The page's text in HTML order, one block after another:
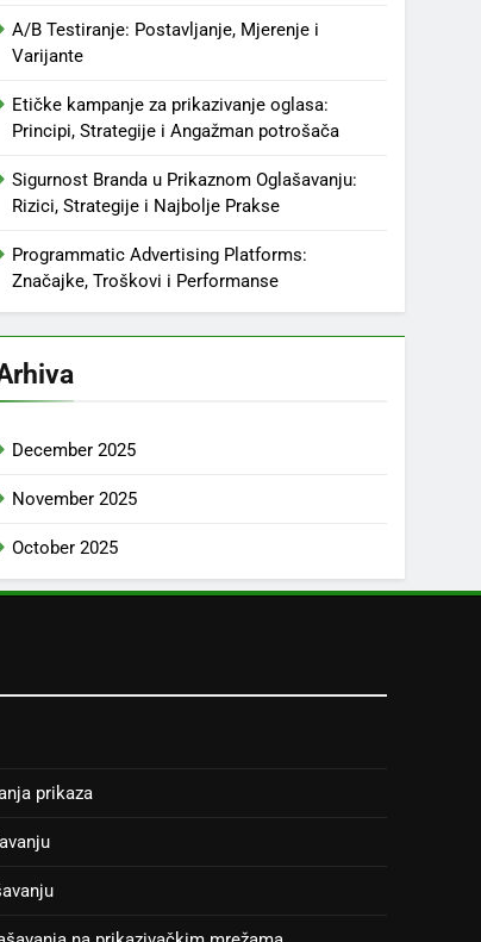
A/B Testiranje: Postavljanje, Mjerenje i
Varijante
Etičke kampanje za prikazivanje oglasa:
Principi, Strategije i Angažman potrošača
Sigurnost Branda u Prikaznom Oglašavanju:
Rizici, Strategije i Najbolje Prakse
Programmatic Advertising Platforms:
Značajke, Troškovi i Performanse
December 2025
November 2025
October 2025
prikaza